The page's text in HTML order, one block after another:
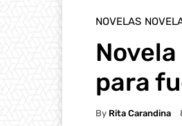
NOVELAS
para
By Rita Carandina